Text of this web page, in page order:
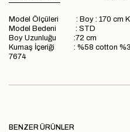
Model Ölçüleri : Boy : 170 cm
Model Bedeni : STD
Boy Uzunluğu :72 cm
Kumaş İçeriği : %58 cotton
7674
BENZER ÜRÜNLER